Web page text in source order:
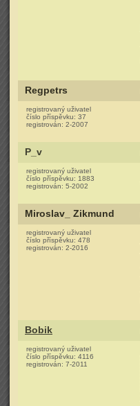
Regpetrs
registrovaný uživatel
číslo příspěvku: 37
registrován: 2-2007
P_v
registrovaný uživatel
číslo příspěvku: 1883
registrován: 5-2002
Miroslav_ Zikmund
registrovaný uživatel
číslo příspěvku: 478
registrován: 2-2016
Bobik
registrovaný uživatel
číslo příspěvku: 4116
registrován: 7-2011